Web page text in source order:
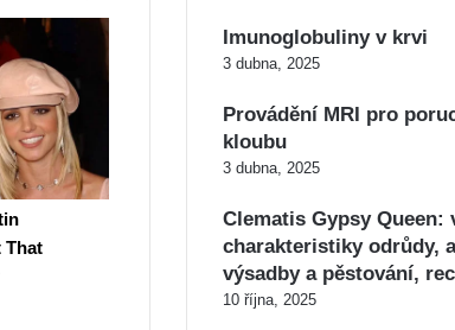
Imunoglobuliny v krvi
3 dubna, 2025
Provádění MRI pro
kloubu
3 dubna, 2025
Clematis Gypsy Queen:
charakteristiky odrůdy,
výsadby a pěstování,
10 října, 2025